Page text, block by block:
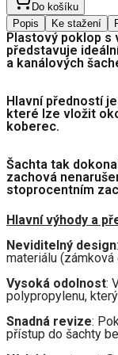
Do košíku
Popis
Ke stažení
Plastový poklop s
představuje
a kanálových
Hlavní předností
které lze vložit
koberec.
Šachta tak
zachová
stoprocentním
Hlavní výhody a
Neviditelný design
materiálu (zámková
Vysoká odolnost:
polypropylenu,
Snadná revize:
přístup do šachty